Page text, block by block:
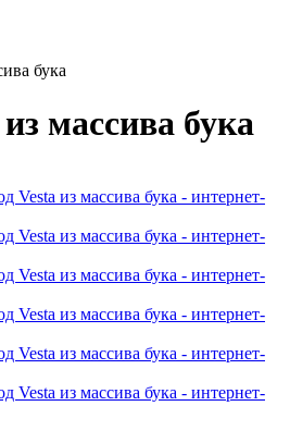
бука
массива бука